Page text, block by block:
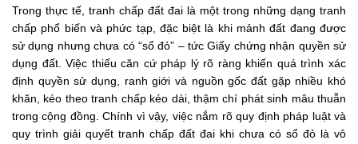
Trong thực tế, tranh chấp đất đai là một trong những dạng tranh
chấp phổ biến và phức tạp, đặc biệt là khi mảnh đất đang được
sử dụng nhưng chưa có “sổ đỏ” – tức Giấy chứng nhận quyền sử
dụng đất. Việc thiếu căn cứ pháp lý rõ ràng khiến quá trình xác
định quyền sử dụng, ranh giới và nguồn gốc đất gặp nhiều khó
khăn, kéo theo tranh chấp kéo dài, thậm chí phát sinh mâu thuẫn
trong cộng đồng. Chính vì vậy, việc nắm rõ quy định pháp luật và
quy trình giải quyết tranh chấp đất đai khi chưa có sổ đỏ là vô